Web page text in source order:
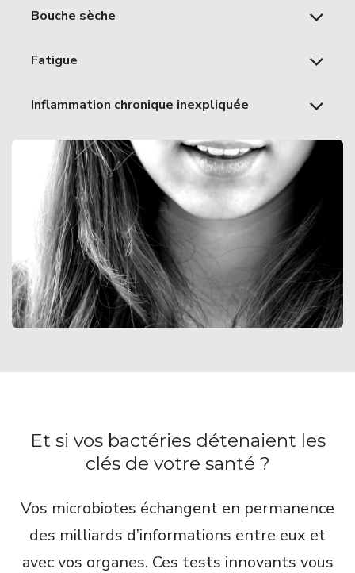
Bouche sèche
Fatigue
Inflammation chronique inexpliquée
Et si vos bactéries détenaient les
clés de votre santé ?
Vos microbiotes échangent en permanence
des milliards d’informations entre eux et
avec vos organes. Ces tests innovants vous